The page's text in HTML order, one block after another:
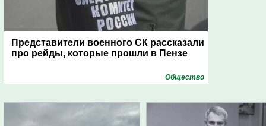
Представители военного СК рассказали
про рейды, которые прошли в Пензе
Общество